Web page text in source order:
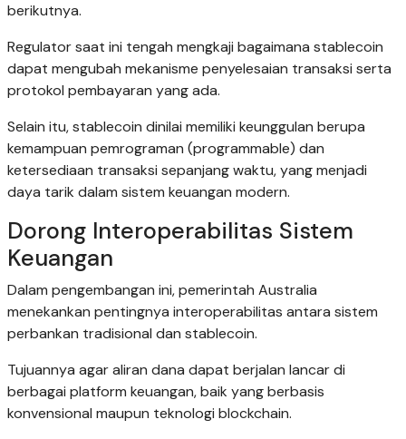
berikutnya.
Regulator saat ini tengah mengkaji bagaimana stablecoin
dapat mengubah mekanisme penyelesaian transaksi serta
protokol pembayaran yang ada.
Selain itu, stablecoin dinilai memiliki keunggulan berupa
kemampuan pemrograman (programmable) dan
ketersediaan transaksi sepanjang waktu, yang menjadi
daya tarik dalam sistem keuangan modern.
Dorong Interoperabilitas Sistem
Keuangan
Dalam pengembangan ini, pemerintah Australia
menekankan pentingnya interoperabilitas antara sistem
perbankan tradisional dan stablecoin.
Tujuannya agar aliran dana dapat berjalan lancar di
berbagai platform keuangan, baik yang berbasis
konvensional maupun teknologi blockchain.